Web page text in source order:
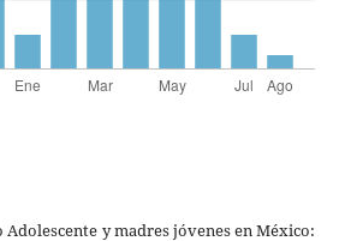
Adolescente y madres jóvenes en México: